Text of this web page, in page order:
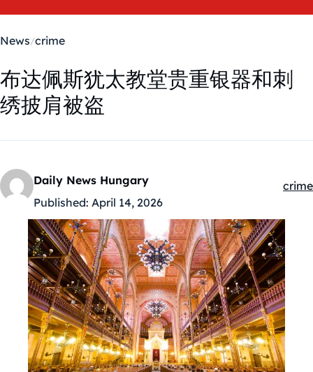
News crime
布达佩斯犹太教堂贵重银器和刺
绣披肩被盗
Daily News Hungary
Published: April 14, 2026
crime